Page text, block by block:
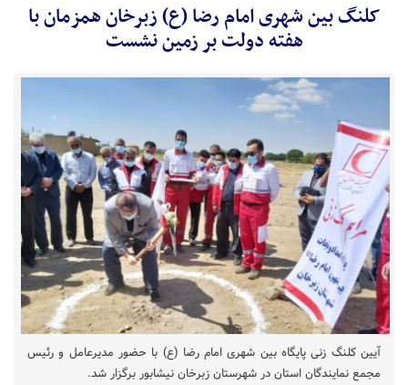
کلنگ بین شهری امام رضا (ع) زبرخان همزمان با
هفته دولت بر زمین نشست
آیین کلنگ زنی پایگاه بین شهری امام رضا (ع) با حضور مدیرعامل و رئیس
مجمع نمایندگان استان در شهرستان زبرخان نیشابور برگزار شد.